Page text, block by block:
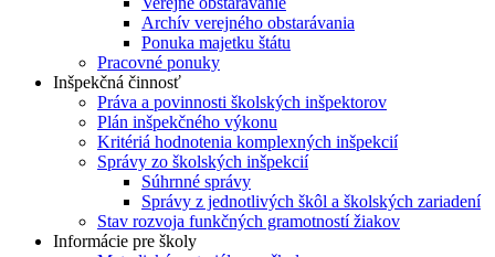
Archív verejného obstarávania
Ponuka majetku štátu
Pracovné ponuky
Inšpekčná činnosť
Práva a povinnosti školských inšpektorov
Plán inšpekčného výkonu
Kritériá hodnotenia komplexných inšpekcií
Správy zo školských inšpekcií
Súhrnné správy
Správy z jednotlivých škôl a školských zariadení
Stav rozvoja funkčných gramotností žiakov
Informácie pre školy